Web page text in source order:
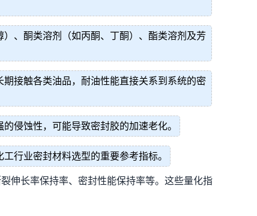
、酮类溶剂（如丙酮、丁酮）、酯类溶剂及芳
接触各类油品，耐油性能直接关系到系统的密
侵蚀性，可能导致密封胶的加速老化。
行业密封材料选型的重要参考指标。
伸长率保持率、密封性能保持率等。这些量化指